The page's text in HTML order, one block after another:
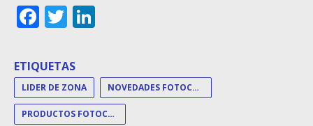
Facebook
Twitter
ETIQUETAS
LIDER DE ZONA NOVEDADES FOTOCASA
PRODUCTOS FOTOCASA